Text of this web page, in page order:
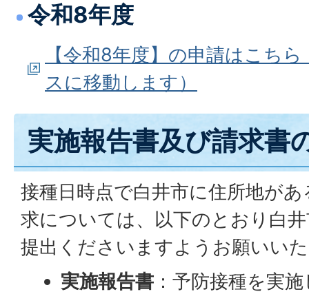
令和8年度
【令和8年度】の申請はこち
スに移動します）
実施報告書及び請求書
接種日時点で白井市に住所地が
求については、以下のとおり白
提出くださいますようお願いい
実施報告書 ：予防接種を実